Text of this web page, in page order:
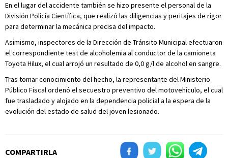
En el lugar del accidente también se hizo presente el personal de la
División Policía Científica, que realizó las diligencias y peritajes de rigor
para determinar la mecánica precisa del impacto.
Asimismo, inspectores de la Dirección de Tránsito Municipal efectuaron
el correspondiente test de alcoholemia al conductor de la camioneta
Toyota Hilux, el cual arrojó un resultado de 0,0 g/l de alcohol en sangre.
Tras tomar conocimiento del hecho, la representante del Ministerio
Público Fiscal ordenó el secuestro preventivo del motovehículo, el cual
fue trasladado y alojado en la dependencia policial a la espera de la
evolución del estado de salud del joven lesionado.
COMPARTIRLA